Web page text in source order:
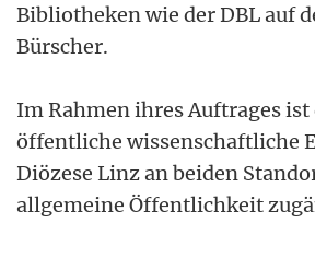
Bibliotheken wie der DBL auf
Bürscher.
Im Rahmen ihres Auftrages ist
öffentliche wissenschaftliche
Diözese Linz an beiden
allgemeine Öffentlichkeit